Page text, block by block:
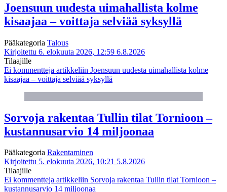
Joensuun uudesta uimahallista kolme
kisaajaa – voittaja selviää syksyllä
Pääkategoria Talous
Kirjoitettu 6. elokuuta 2026, 12:59 6.8.2026
Tilaajille
Ei kommentteja artikkeliin Joensuun uudesta uimahallista kolme
kisaajaa – voittaja selviää syksyllä
Sorvoja rakentaa Tullin tilat Tornioon –
kustannusarvio 14 miljoonaa
Pääkategoria Rakentaminen
Kirjoitettu 5. elokuuta 2026, 10:21 5.8.2026
Tilaajille
Ei kommentteja artikkeliin Sorvoja rakentaa Tullin tilat Tornioon –
kustannusarvio 14 miljoonaa